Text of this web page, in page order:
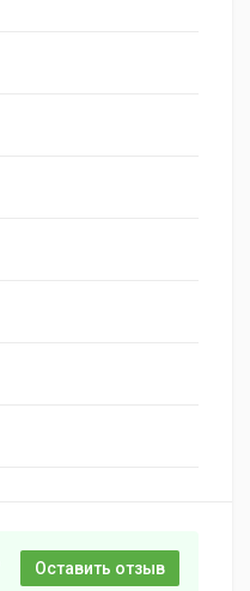
Оставить отзыв